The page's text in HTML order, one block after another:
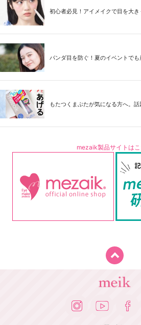
初心者必見！アイメイクで目を大
パンダ目を防ぐ！夏のイベントで
もたつくまぶたが気になる方へ。
mezaik製品サイトはこ